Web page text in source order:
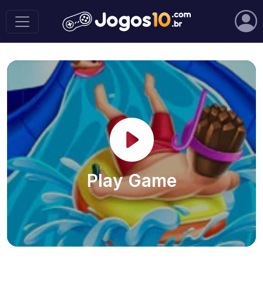
Play Game